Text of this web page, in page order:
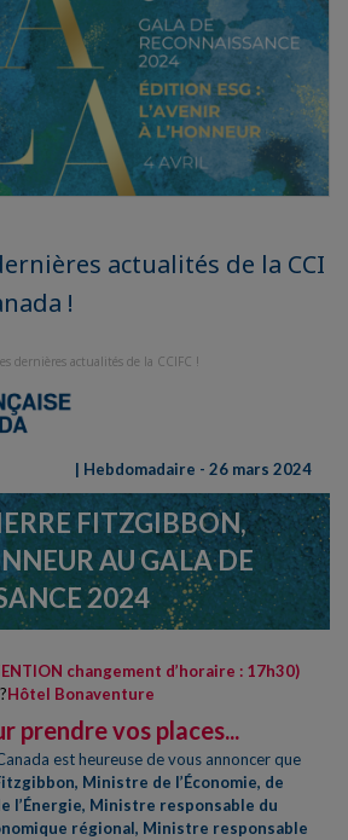
actualités de la CCI
!
dernières actualités de la CCIFC !
| Hebdomadaire - 26 mars 2024
FITZGIBBON,
AU GALA DE
2024
changement d’horaire : 17h30)
?Hôtel Bonaventure
prendre vos places...
est heureuse de vous annoncer que
Ministre de l’Économie, de
l’Énergie, Ministre responsable du
régional, Ministre responsable